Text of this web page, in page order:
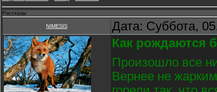
Рассказы
NIMESIS Дата: Суббота,
Как рождаются
Произошло все
Вернее не